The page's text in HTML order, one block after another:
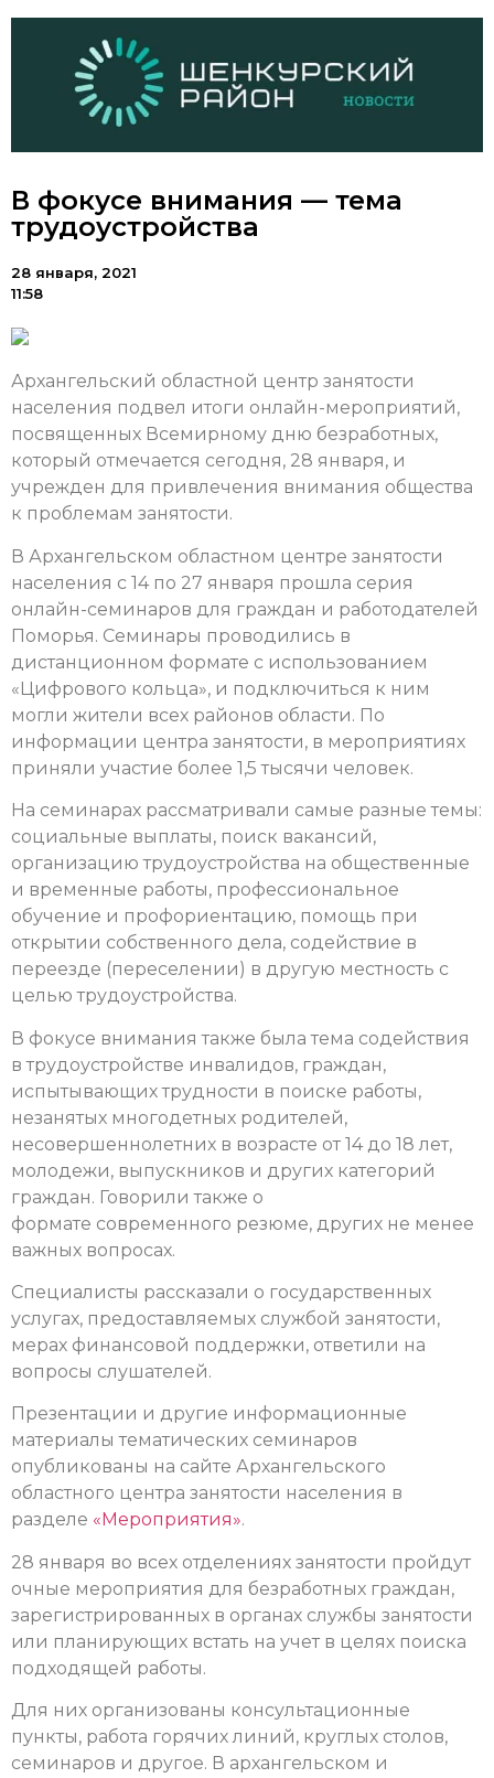
В фокусе внимания — тема
трудоустройства
28 января, 2021
11:58
Архангельский областной центр занятости
населения подвел итоги онлайн-мероприятий,
посвященных Всемирному дню безработных,
который отмечается сегодня, 28 января, и
учрежден для привлечения внимания общества
к проблемам занятости.
В Архангельском областном центре занятости
населения с 14 по 27 января прошла серия
онлайн-семинаров для граждан и работодателей
Поморья. Семинары проводились в
дистанционном формате с использованием
«Цифрового кольца», и подключиться к ним
могли жители всех районов области. По
информации центра занятости, в мероприятиях
приняли участие более 1,5 тысячи человек.
На семинарах рассматривали самые разные темы:
социальные выплаты, поиск вакансий,
организацию трудоустройства на общественные
и временные работы, профессиональное
обучение и профориентацию, помощь при
открытии собственного дела, содействие в
переезде (переселении) в другую местность с
целью трудоустройства.
В фокусе внимания также была тема содействия
в трудоустройстве инвалидов, граждан,
испытывающих трудности в поиске работы,
незанятых многодетных родителей,
несовершеннолетних в возрасте от 14 до 18 лет,
молодежи, выпускников и других категорий
граждан. Говорили также о
формате современного резюме, других не менее
важных вопросах.
Специалисты рассказали о государственных
услугах, предоставляемых службой занятости,
мерах финансовой поддержки, ответили на
вопросы слушателей.
Презентации и другие информационные
материалы тематических семинаров
опубликованы на сайте Архангельского
областного центра занятости населения в
разделе «Мероприятия».
28 января во всех отделениях занятости пройдут
очные мероприятия для безработных граждан,
зарегистрированных в органах службы занятости
или планирующих встать на учет в целях поиска
подходящей работы.
Для них организованы консультационные
пункты, работа горячих линий, круглых столов,
семинаров и другое. В архангельском и